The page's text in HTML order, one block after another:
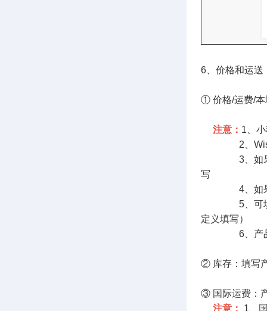
6、价格和运送
① 价格/运费/本
注意： 1、
2、Wish后
3、如果只选
写
4、如果选择
5、可填写
定义填写）
6、产品运费
② 库存：填写
③ 国际运费：
注意：
1、